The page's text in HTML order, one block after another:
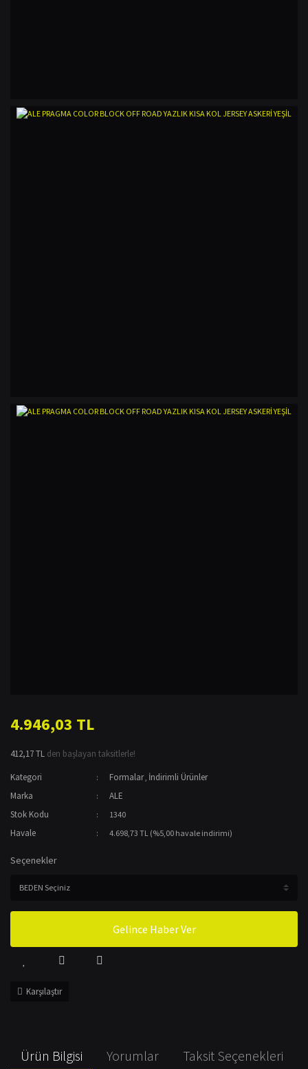
4.946,03 TL
412,17 TL den başlayan taksitlerle!
Kategori
Formalar, İndirimli Ürünler
Marka
ALE
Stok Kodu
1340
Havale 4.698,73 TL (%5,00 havale indirimi)
Seçenekler
Gelince Haber Ver
Karşılaştır
Ürün Bilgisi Yorumlar Taksit Seçenekleri